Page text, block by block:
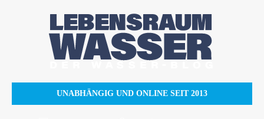
UNABHÄNGIG UND ONLINE SEIT 2013